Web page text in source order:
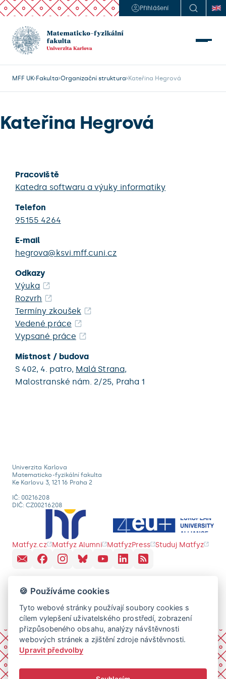
Přihlášení
MFF UK Fakulta Organizační struktura Kateřina Hegrová
Kateřina Hegrová
Pracoviště
Katedra softwaru a výuky informatiky
Telefon
95155 4264
E-mail
hegrova@ksvi.mff.cuni.cz
Odkazy
Výuka
Rozvrh
Termíny zkoušek
Vedené práce
Vypsané práce
Místnost / budova
S 402, 4. patro, Malá Strana,
Malostranské nám. 2/25, Praha 1
Univerzita Karlova
Matematicko-fyzikální fakulta
Ke Karlovu 3, 121 16 Praha 2
IČ: 00216208
DIČ: CZ00216208
Matfyz.cz Matfyz Alumni MatfyzPress Studuj Matfyz
🍪 Používáme cookies
Tyto webové stránky používají soubory cookies s
cílem vylepšení uživatelského prostředí, zobrazení
přizpůsobeného obsahu, analýzy návštěvnosti
webových stránek a zjištění zdroje návštěvnosti.
Upravit předvolby